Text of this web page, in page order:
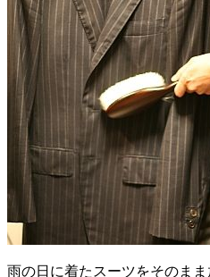
雨の日に着たスーツをそのま